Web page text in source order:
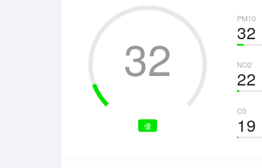
優
32
PM10
32
NO2
22
O3
19